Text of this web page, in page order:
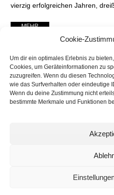
Cookie-
Um dir ein optimales Erlebnis zu
Cookies, um Geräteinformationen zu
zuzugreifen. Wenn du diesen
wie das Surfverhalten oder eindeutige
Wenn du deine Zustimmung nicht
bestimmte Merkmale und Funktionen
vierzig erfolgreichen Jahren,
... MEHR ...
networking
© 2025 networking